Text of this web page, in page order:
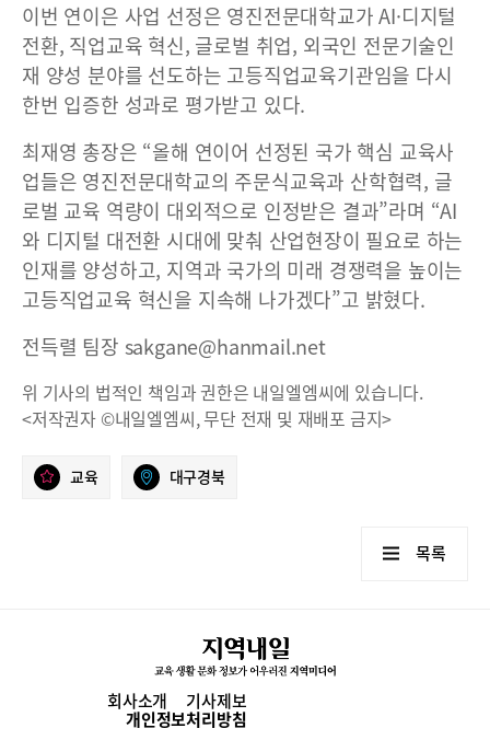
이번 연이은 사업 선정은 영진전문대학교가 AI·디지털
전환, 직업교육 혁신, 글로벌 취업, 외국인 전문기술인
재 양성 분야를 선도하는 고등직업교육기관임을 다시
한번 입증한 성과로 평가받고 있다.
최재영 총장은 “올해 연이어 선정된 국가 핵심 교육사
업들은 영진전문대학교의 주문식교육과 산학협력, 글
로벌 교육 역량이 대외적으로 인정받은 결과”라며 “AI
와 디지털 대전환 시대에 맞춰 산업현장이 필요로 하는
인재를 양성하고, 지역과 국가의 미래 경쟁력을 높이는
고등직업교육 혁신을 지속해 나가겠다”고 밝혔다.
전득렬 팀장 sakgane@hanmail.net
위 기사의 법적인 책임과 권한은 내일엘엠씨에 있습니다.
<저작권자 ©내일엘엠씨, 무단 전재 및 재배포 금지>
교육 대구경북
목록
회사소개 기사제보
개인정보처리방침